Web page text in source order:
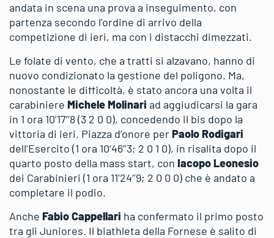
andata in scena una prova a inseguimento, con
partenza secondo l’ordine di arrivo della
competizione di ieri, ma con i distacchi dimezzati.
Le folate di vento, che a tratti si alzavano, hanno di
nuovo condizionato la gestione del poligono. Ma,
nonostante le difficoltà, è stato ancora una volta il
carabiniere Michele Molinari ad aggiudicarsi la gara
in 1 ora 10’17’’8 (3 2 0 0), concedendo il bis dopo la
vittoria di ieri. Piazza d’onore perPaolo Rodigari
dell’Esercito (1 ora 10’46’’3; 2 0 1 0), in risalita dopo il
quarto posto della mass start, con Iacopo Leonesio
dei Carabinieri (1 ora 11’24’’9; 2 0 0 0) che è andato a
completare il podio.
Anche Fabio Cappellari ha confermato il primo posto
tra gli Juniores. Il biathleta della Fornese è salito di